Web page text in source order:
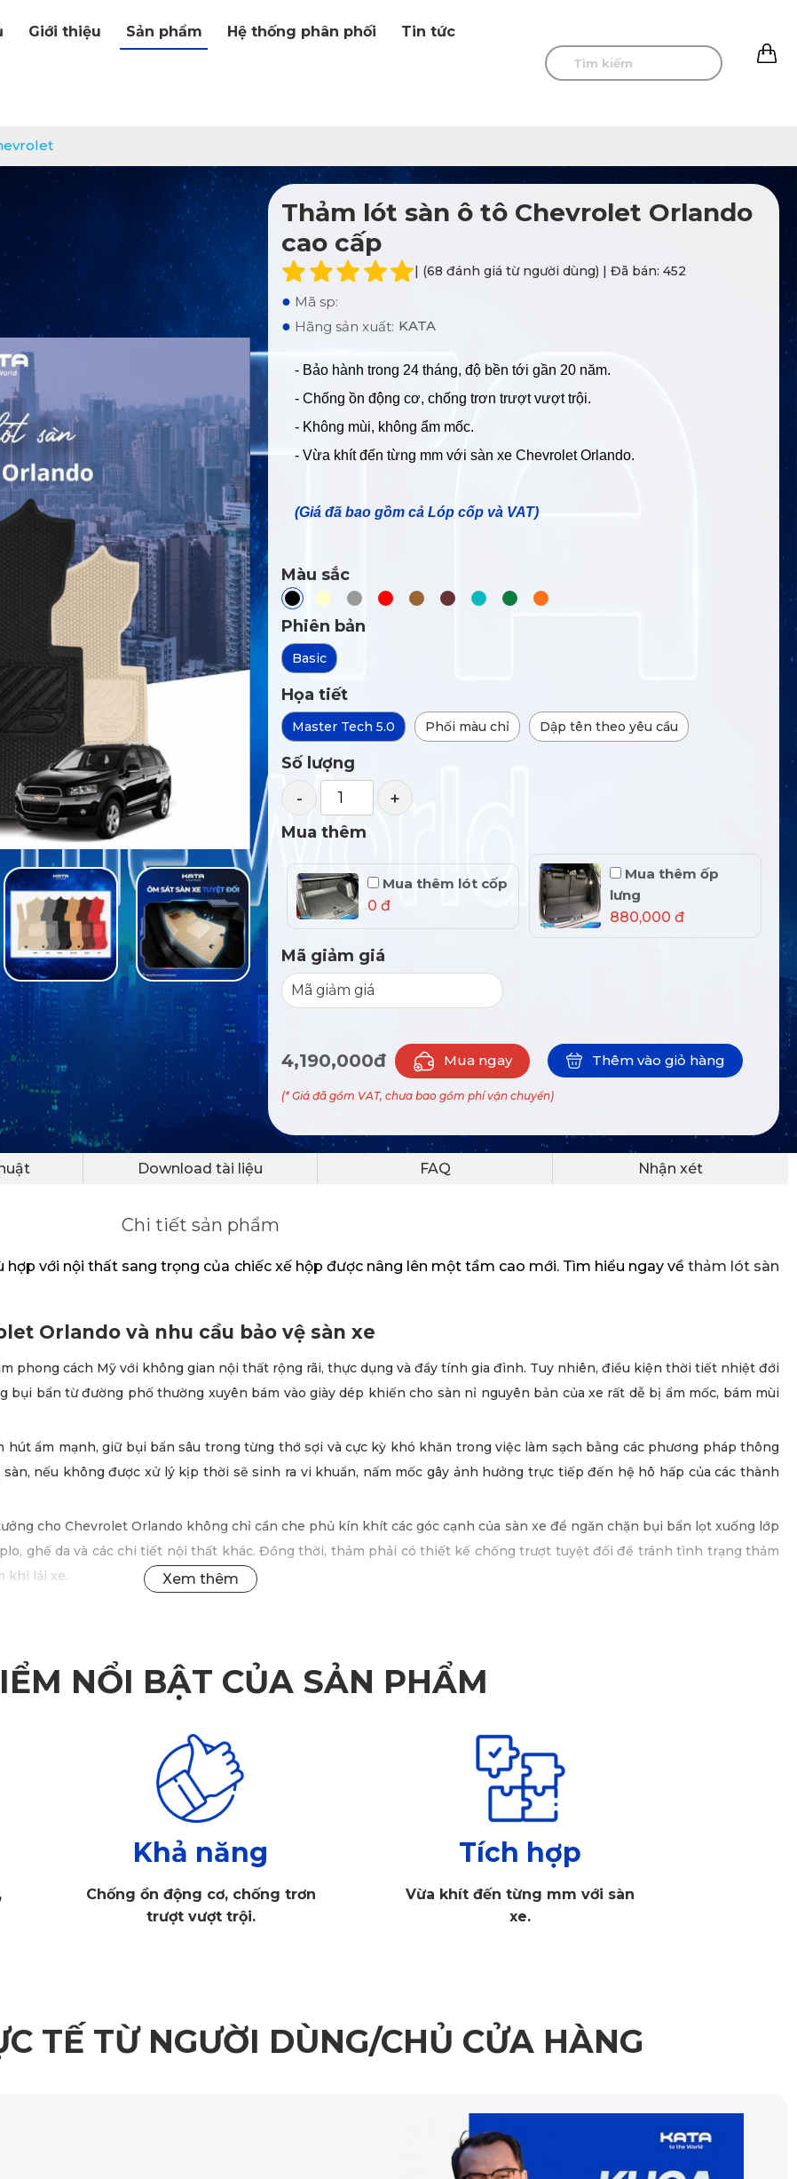
Giới thiệu Sản phẩm Hệ thống phân phối Tin tức
Thảm lót sàn ô tô Chevrolet Orlando
cao cấp
| (68 đánh giá từ người dùng) | Đã bán: 452
● Mã sp:
● Hãng sản xuất: KATA
- Bảo hành trong 24 tháng, độ bền tới gần 20 năm.
- Chống ồn động cơ, chống trơn trượt vượt trội.
- Không mùi, không ẩm mốc.
- Vừa khít đến từng mm với sàn xeChevrolet Orlando.
(Giá đã bao gồm cả Lóp cốp và VAT)
Màu sắc
Phiên bản
Basic
Họa tiết
Master Tech 5.0 Phối màu chỉ Dập tên theo yêu cầu
Số lượng
- +
Mua thêm
Mua thêm lót cốp
0 đ
Mua thêm ốp
lưng
880,000 đ
Mã giảm giá
4,190,000đ Mua ngay Thêm vào giỏ hàng
(* Giá đã gồm VAT, chưa bao gồm phí vận chuyển)
Download tài liệu FAQ Nhận xét
Chi tiết sản phẩm
với nội thất sang trọng của chiếc xế hộp được nâng lên một tầm cao mới. Tìm hiểu ngay về thảm lót sàn
Orlando và nhu cầu bảo vệ sàn xe
phong cách Mỹ với không gian nội thất rộng rãi, thực dụng và đầy tính gia đình. Tuy nhiên, điều kiện thời tiết nhiệt đới
bụi bẩn từ đường phố thường xuyên bám vào giày dép khiến cho sàn nỉ nguyên bản của xe rất dễ bị ẩm mốc, bám mùi
ẩm mạnh, giữ bụi bẩn sâu trong từng thớ sợi và cực kỳ khó khăn trong việc làm sạch bằng các phương pháp thông
nếu không được xử lý kịp thời sẽ sinh ra vi khuẩn, nấm mốc gây ảnh hưởng trực tiếp đến hệ hô hấp của các thành
cho Chevrolet Orlando không chỉ cần che phủ kín khít các góc cạnh của sàn xe để ngăn chặn bụi bẩn lọt xuống lớp
ghế da và các chi tiết nội thất khác. Đồng thời, thảm phải có thiết kế chống trượt tuyệt đối để tránh tình trạng thảm
khi lái xe.
tiêu dùng nhiều sự lựa chọn về màu sắc: Đen, kem, đỏ, café, xám. Mặt trên của thảm là các hạt nổi riêng rẽ
bụi bẩn ở phía dưới, giúp mặt thảm luôn sạch sẽ.
NỔI BẬT CỦA SẢN PHẨM
Khả năng
Chống ồn động cơ, chống trơn
trượt vượt trội.
Tích hợp
Vừa khít đến từng mm với sàn
xe.
TẾ TỪ NGƯỜI DÙNG/CHỦ CỬA HÀNG